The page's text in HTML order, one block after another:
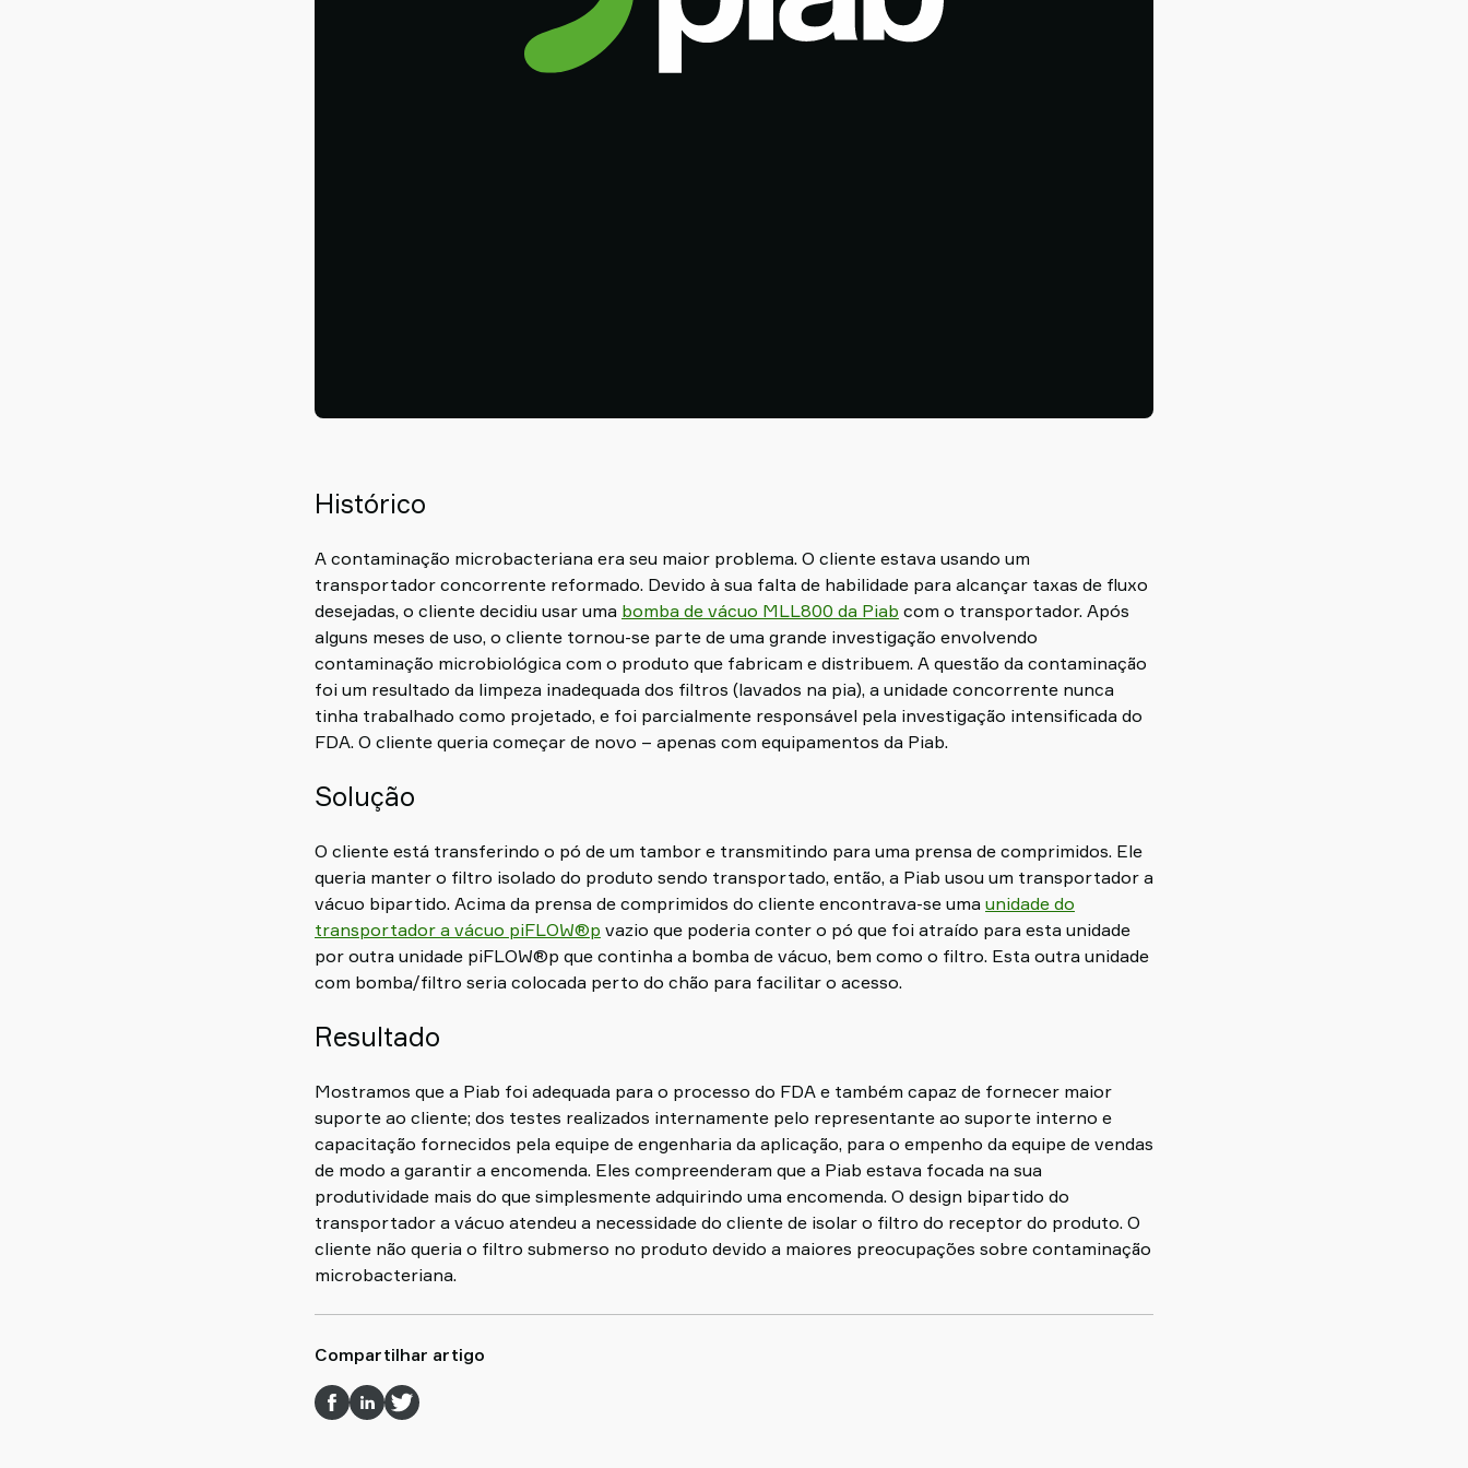
Histórico
A contaminação microbacteriana era seu maior problema. O cliente estava usando um
transportador concorrente reformado. Devido à sua falta de habilidade para alcançar taxas de fluxo
desejadas, o cliente decidiu usar uma bomba de vácuo MLL800 da Piab com o transportador. Após
alguns meses de uso, o cliente tornou-se parte de uma grande investigação envolvendo
contaminação microbiológica com o produto que fabricam e distribuem. A questão da contaminação
foi um resultado da limpeza inadequada dos filtros (lavados na pia), a unidade concorrente nunca
tinha trabalhado como projetado, e foi parcialmente responsável pela investigação intensificada do
FDA. O cliente queria começar de novo – apenas com equipamentos da Piab.
Solução
O cliente está transferindo o pó de um tambor e transmitindo para uma prensa de comprimidos. Ele
queria manter o filtro isolado do produto sendo transportado, então, a Piab usou um transportador a
vácuo bipartido. Acima da prensa de comprimidos do cliente encontrava-se uma unidade do
transportador a vácuo piFLOW®p vazio que poderia conter o pó que foi atraído para esta unidade
por outra unidade piFLOW®p que continha a bomba de vácuo, bem como o filtro. Esta outra unidade
com bomba/filtro seria colocada perto do chão para facilitar o acesso.
Resultado
Mostramos que a Piab foi adequada para o processo do FDA e também capaz de fornecer maior
suporte ao cliente; dos testes realizados internamente pelo representante ao suporte interno e
capacitação fornecidos pela equipe de engenharia da aplicação, para o empenho da equipe de vendas
de modo a garantir a encomenda. Eles compreenderam que a Piab estava focada na sua
produtividade mais do que simplesmente adquirindo uma encomenda. O design bipartido do
transportador a vácuo atendeu a necessidade do cliente de isolar o filtro do receptor do produto. O
cliente não queria o filtro submerso no produto devido a maiores preocupações sobre contaminação
microbacteriana.
Compartilhar artigo